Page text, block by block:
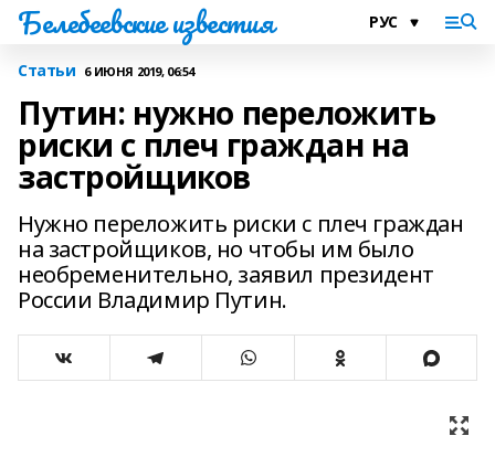
Белебеевские известия
Статьи 6 ИЮНЯ 2019, 06:54
Путин: нужно переложить
риски с плеч граждан на
застройщиков
Нужно переложить риски с плеч граждан
на застройщиков, но чтобы им было
необременительно, заявил президент
России Владимир Путин.